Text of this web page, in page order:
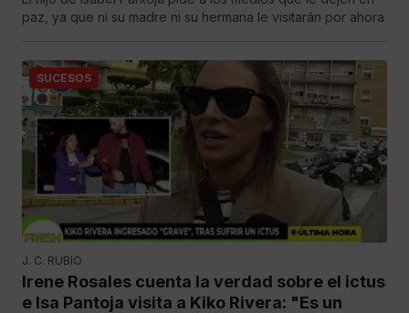
paz, ya que ni su madre ni su hermana le visitarán por ahora
SUCESOS
J. C. RUBIO
Irene Rosales cuenta la verdad sobre el ictus
e Isa Pantoja visita a Kiko Rivera: "Es un